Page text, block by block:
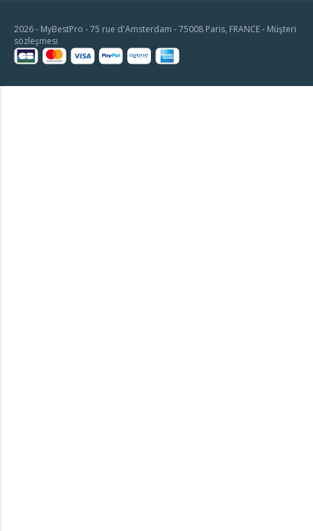
2026 - MyBestPro - 75 rue d'Amsterdam - 75008 Paris, FRANCE - Müşteri
sözleşmesi